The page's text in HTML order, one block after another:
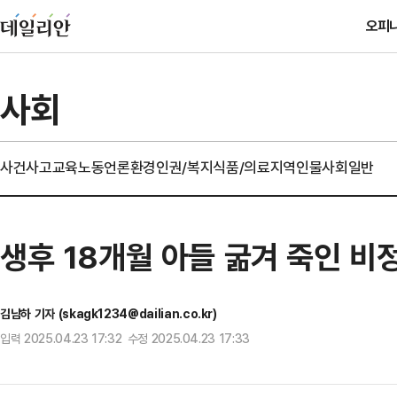
오피
사회
사건사고교육노동언론환경인권/복지식품/의료지역인물사회일반
생후 18개월 아들 굶겨 죽인
김남하 기자 (skagk1234@dailian.co.kr)
입력 2025.04.23 17:32 수정 2025.04.23 17:33